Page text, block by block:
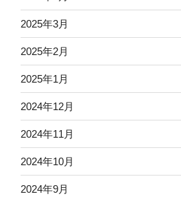
2025年3月
2025年2月
2025年1月
2024年12月
2024年11月
2024年10月
2024年9月